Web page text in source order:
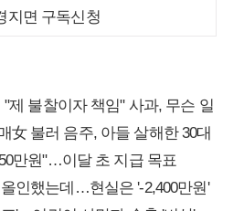
지면 구독신청
제 불찰이자 책임" 사과, 무슨 일
女 불러 음주, 아들 살해한 30대
만원"…이달 초 지급 목표
인했는데…현실은 '-2,400만원'